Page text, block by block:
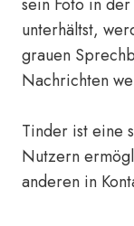
unterhältst,
grauen
Nachrichten
Tinder ist eine
Nutzern
anderen in